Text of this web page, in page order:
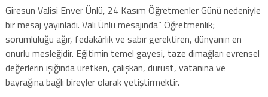
Giresun Valisi Enver Ünlü, 24 Kasım Öğretmenler Günü nedeniyle
bir mesaj yayınladı. Vali Ünlü mesajında” Öğretmenlik;
sorumluluğu ağır, fedakârlık ve sabır gerektiren, dünyanın en
onurlu mesleğidir. Eğitimin temel gayesi, taze dimağları evrensel
değerlerin ışığında üretken, çalışkan, dürüst, vatanına ve
bayrağına bağlı bireyler olarak yetiştirmektir.